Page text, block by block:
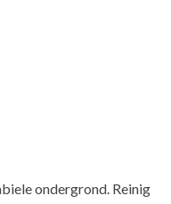
ondergrond. Reinig